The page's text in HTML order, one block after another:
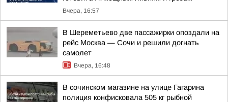
Вчера, 16:57
В Шереметьево две пассажирки опоздали на
рейс Москва — Сочи и решили догнать
самолет
Вчера, 16:48
В сочинском магазине на улице Гагарина
полиция конфисковала 505 кг рыбной